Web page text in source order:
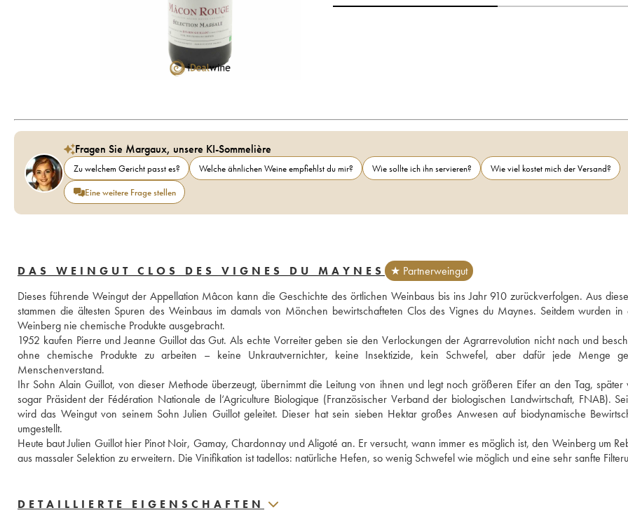
Fragen Sie Margaux, unsere KI-Sommelière
Zu welchem Gericht passt es? Welche ähnlichen Weine empfiehlst du mir? Wie sollte ich ihn servieren?
Wie viel kostet mich der Versand?
Eine weitere Frage stellen
DAS WEINGUT CLOS DES VIGNES DU MAYNES
★ Partnerweingut
Dieses führende Weingut der Appellation Mâcon kann die Geschichte des örtlichen Weinbaus bis ins Jahr 910 zurückverfolgen. Aus
stammen die ältesten Spuren des Weinbaus im damals von Mönchen bewirtschafteten Clos des Vignes du Maynes. Seitdem wurden in
Weinberg nie chemische Produkte ausgebracht.
1952 kaufen Pierre und Jeanne Guillot das Gut. Als echte Vorreiter geben sie den Verlockungen der Agrarrevolution nicht nach und
ohne chemische Produkte zu arbeiten – keine Unkrautvernichter, keine Insektizide, kein Schwefel, aber dafür jede Menge
Menschenverstand.
Ihr Sohn Alain Guillot, von dieser Methode überzeugt, übernimmt die Leitung von ihnen und legt noch größeren Eifer an den Tag,
sogar Präsident der Fédération Nationale de l‘Agriculture Biologique (Französischer Verband der biologischen Landwirtschaft, FNAB).
wird das Weingut von seinem Sohn Julien Guillot geleitet. Dieser hat sein sieben Hektar großes Anwesen auf biodynamische
umgestellt.
Heute baut Julien Guillot hier Pinot Noir, Gamay, Chardonnay und Aligoté an. Er versucht, wann immer es möglich ist, den Weinberg um
aus massaler Selektion zu erweitern. Die Vinifikation ist tadellos: natürliche Hefen, so wenig Schwefel wie möglich und eine sehr sanfte
DETAILLIERTE EIGENSCHAFTEN